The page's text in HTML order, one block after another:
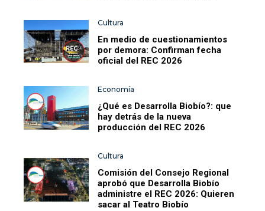
Cultura
En medio de cuestionamientos
por demora: Confirman fecha
oficial del REC 2026
Economía
¿Qué es Desarrolla Biobío?: que
hay detrás de la nueva
producción del REC 2026
Cultura
Comisión del Consejo Regional
aprobó que Desarrolla Biobío
administre el REC 2026: Quieren
sacar al Teatro Biobío